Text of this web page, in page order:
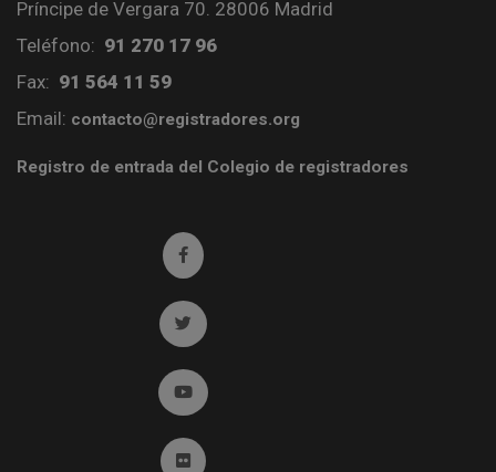
Príncipe de Vergara 70. 28006 Madrid
Teléfono: 91 270 17 96
Fax: 91 564 11 59
Email: contacto@registradores.org
Registro de entrada del Colegio de registradores
Ir a facebook (abre en ventana nueva)
Ir a twitter (abre en ventana nueva)
Ir a YouTube (abre en ventana nueva)
Ir a Flickr (abre en ventana nueva)